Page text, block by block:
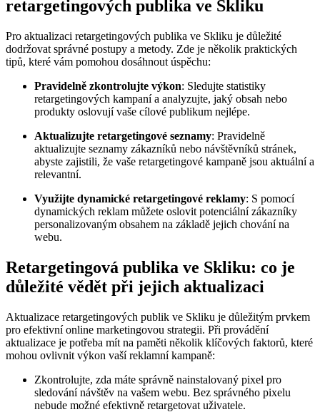
retargetingových publika ve Skliku
Pro aktualizaci retargetingových publika ve Skliku je důležité
dodržovat správné postupy a metody. Zde je několik praktických
tipů, které vám pomohou dosáhnout úspěchu:
Pravidelně zkontrolujte výkon: Sledujte statistiky
retargetingových kampaní a analyzujte, jaký obsah nebo
produkty oslovují vaše cílové publikum nejlépe.
Aktualizujte retargetingové seznamy: Pravidelně
aktualizujte seznamy zákazníků nebo návštěvníků stránek,
abyste zajistili, že vaše retargetingové kampaně jsou aktuální a
relevantní.
Využijte dynamické retargetingové reklamy: S pomocí
dynamických reklam můžete oslovit potenciální zákazníky
personalizovaným obsahem na základě jejich chování na
webu.
Retargetingová publika ve Skliku: co je
důležité vědět při jejich aktualizaci
Aktualizace retargetingových publik ve Skliku je důležitým prvkem
pro efektivní online marketingovou strategii. Při provádění
aktualizace je potřeba mít na paměti několik klíčových faktorů, které
mohou ovlivnit výkon vaší reklamní kampaně:
Zkontrolujte, zda máte správně nainstalovaný pixel pro
sledování návštěv na vašem webu. Bez správného pixelu
nebude možné efektivně retargetovat uživatele.